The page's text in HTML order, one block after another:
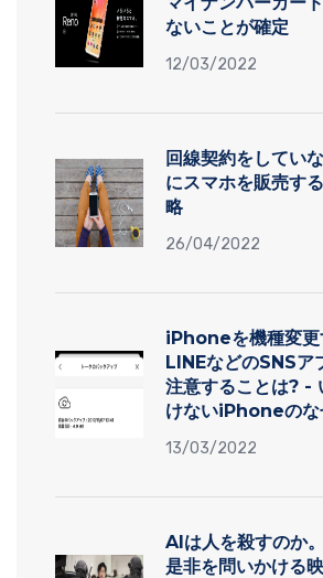
ないことが確定
12/03/2022
回線契約をしてい
にスマホを販売す
略
26/04/2022
iPhoneを機種変更
LINEなどのSNSア
注意することは? -
けないiPhoneのな
13/03/2022
AIは人を殺すのか
是非を問いかける